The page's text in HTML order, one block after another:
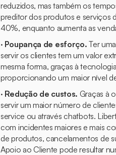
reduzidos, mas também os
preditor dos produtos e serviços
40%, enquanto aumenta as
· Poupança de esforço.Ter
servir os clientes tem um valor
mesma forma, graças à
proporcionando um maior nível
· Redução de custos. Graças à
servir um maior número de
service ou através chatbots.
com incidentes maiores e mais
de produtos, cancelamentos de
Apoio ao Cliente pode resultar